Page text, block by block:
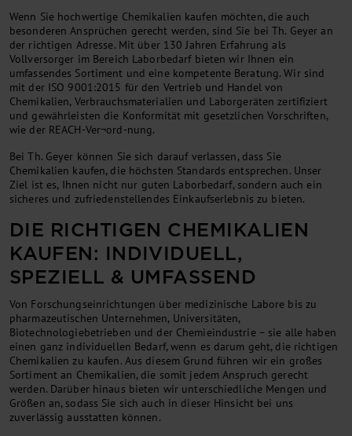
Wenn Sie hochwertige Chemikalien kaufen möchten, die auch
besonderen Ansprüchen gerecht werden, sind Sie bei Th. Geyer an
der richtigen Adresse. Mit über 130 Jahren Erfahrung als
Vollversorger im Bereich Laborbedarf bieten wir Ihnen ein
umfassendes Sortiment und eine kompetente Beratung. Wir sind
mit der ISO 9001:2015 für den Vertrieb und Handel von
Chemikalien, Verbrauchsmaterialien und Laborgeräten zertifiziert
und gewährleisten die Konformität mit gesetzlichen Vorschriften,
wie der REACH-Ver¬ord-nung.
Bei Th. Geyer können Sie sich darauf verlassen, dass Sie
Chemikalien kaufen, die höchsten Standards entsprechen. Unser
Ziel ist es, Ihnen nicht nur guten Laborbedarf, sondern auch ein
sicheres und zufriedenstellendes Einkaufserlebnis zu bieten.
DIE RICHTIGEN CHEMIKALIEN
KAUFEN: INDIVIDUELL,
SPEZIELL & UMFASSEND
Von Forschungseinrichtungen über medizinische Labore bis zu
pharmazeutischen Unternehmen, Universitäten,
Biotechnologiebetrieben und der Chemieindustrie – sie alle haben
einen ganz individuellen Bedarf, wenn es darum geht, die richtigen
Chemikalien zu kaufen. Aus diesem Grund führen wir ein großes
Sortiment an Chemikalien, die somit jedem Anspruch gerecht
werden. Darüber hinaus bieten wir unterschiedliche Mengen und
Größen an, sodass Sie sich auch in dieser Hinsicht bei uns
zuverlässig ausstatten können.